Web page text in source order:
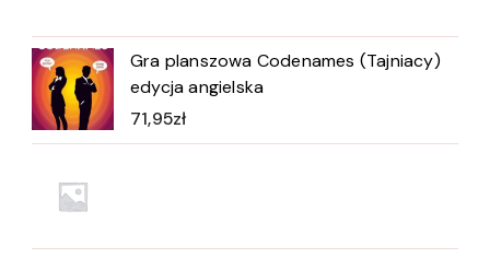
Gra planszowa Codenames (Tajniacy)
edycja angielska
71,95zł